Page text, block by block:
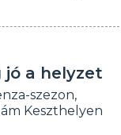
jó a helyzet
szezon,
Keszthelyen